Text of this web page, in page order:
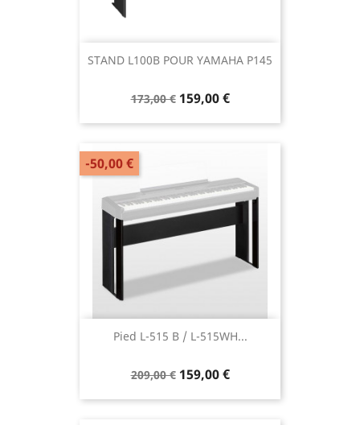
STAND L100B POUR YAMAHA P145
173,00 € 159,00 €
Pied L-515 B / L-515WH...
209,00 € 159,00 €
-50,00 €